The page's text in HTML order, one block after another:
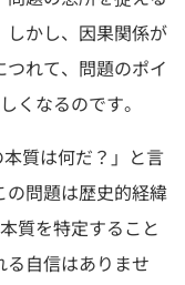
しかし、因果関係が
れて、問題のポイ
くなるのです。
質は何だ？」と言
の問題は歴史的経緯
質を特定すること
自信はありませ